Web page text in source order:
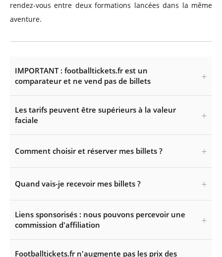
rendez-vous entre deux formations lancées dans la même
aventure.
IMPORTANT : footballtickets.fr est un
comparateur et ne vend pas de billets
Les tarifs peuvent être supérieurs à la valeur
faciale
Comment choisir et réserver mes billets ?
Quand vais-je recevoir mes billets ?
Liens sponsorisés : nous pouvons percevoir une
commission d'affiliation
Footballtickets.fr n'augmente pas les prix des